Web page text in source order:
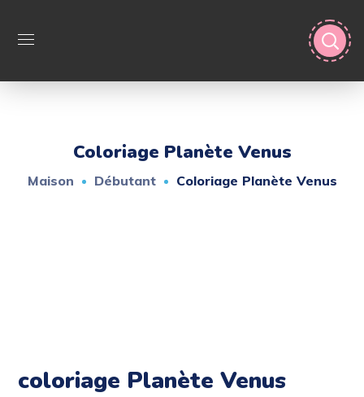
Coloriage Planète Venus
Maison Débutant Coloriage Planète Venus
coloriage Planète Venus